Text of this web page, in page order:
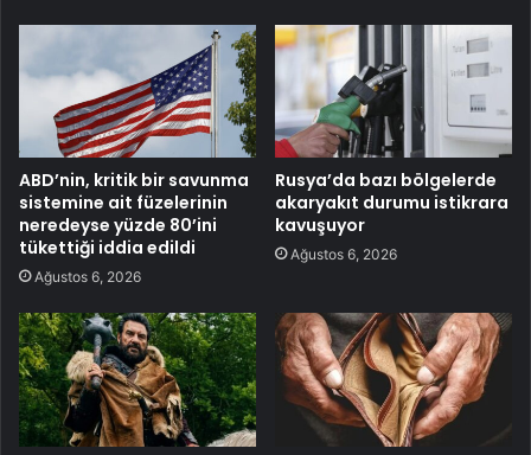
ABD’nin, kritik bir savunma
sistemine ait füzelerinin
neredeyse yüzde 80’ini
tükettiği iddia edildi
Ağustos 6, 2026
Rusya’da bazı bölgelerde
akaryakıt durumu istikrara
kavuşuyor
Ağustos 6, 2026